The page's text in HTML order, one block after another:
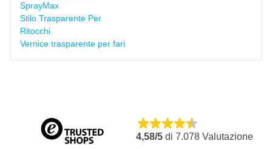
SprayMax
Stilo Trasparente Per
Ritocchi
Vernice trasparente per fari
4,58/5 di 7.078 Valutazione